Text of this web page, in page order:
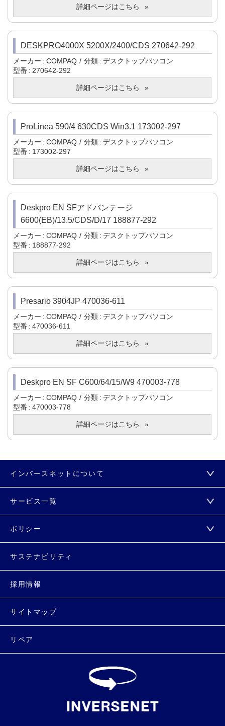
詳細ページはこちら
DESKPRO4000X 5200X/2400/CDS 270642-292
メーカー COMPAQ 分類
デスクトップパソコン
型番
270642-292
詳細ページはこちら
ProLinea 590/4 630CDS Win3.1 173002-297
メーカー COMPAQ 分類
デスクトップパソコン
型番
173002-297
詳細ページはこちら
Deskpro EN SFアドバンテージ
6600(EB)/13.5/CDS/D/17 188877-292
メーカー COMPAQ 分類
デスクトップパソコン
型番
188877-292
詳細ページはこちら
Presario 3904JP 470036-611
メーカー COMPAQ 分類
デスクトップパソコン
型番
470036-611
詳細ページはこちら
Deskpro EN SF C600/64/15/W9 470003-778
メーカー COMPAQ 分類
デスクトップパソコン
型番
470003-778
詳細ページはこちら
インバースネットについて
サービス一覧
ポリシー
サステナビリティ
採用情報
サイトマップ
リペア